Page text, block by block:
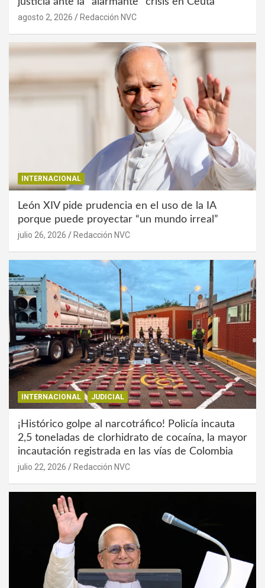
agosto 2, 2026 Redacción NVC
INTERNACIONAL
León XIV pide prudencia en el uso de la IA
porque puede proyectar “un mundo irreal”
julio 26, 2026 Redacción NVC
INTERNACIONAL JUDICIAL
¡Histórico golpe al narcotráfico! Policía incauta
2,5 toneladas de clorhidrato de cocaína, la mayor
incautación registrada en las vías de Colombia
julio 22, 2026 Redacción NVC